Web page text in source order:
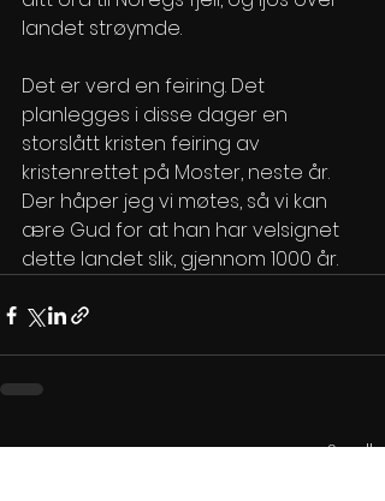
landet strøymde.
Det er verd en feiring. Det
planlegges i disse dager en
storslått kristen feiring av
kristenrettet på Moster, neste år.
Der håper jeg vi møtes, så vi kan
ære Gud for at han har velsignet
dette landet slik, gjennom 1000 år.
Siste innlegg Se alle